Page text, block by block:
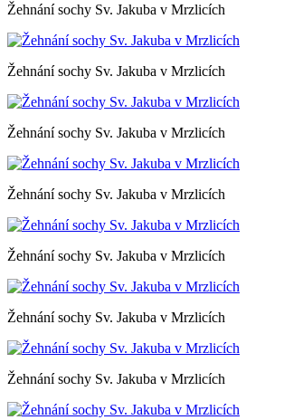
Žehnání sochy Sv. Jakuba v Mrzlicích
Žehnání sochy Sv. Jakuba v Mrzlicích
Žehnání sochy Sv. Jakuba v Mrzlicích
Žehnání sochy Sv. Jakuba v Mrzlicích
Žehnání sochy Sv. Jakuba v Mrzlicích
Žehnání sochy Sv. Jakuba v Mrzlicích
Žehnání sochy Sv. Jakuba v Mrzlicích